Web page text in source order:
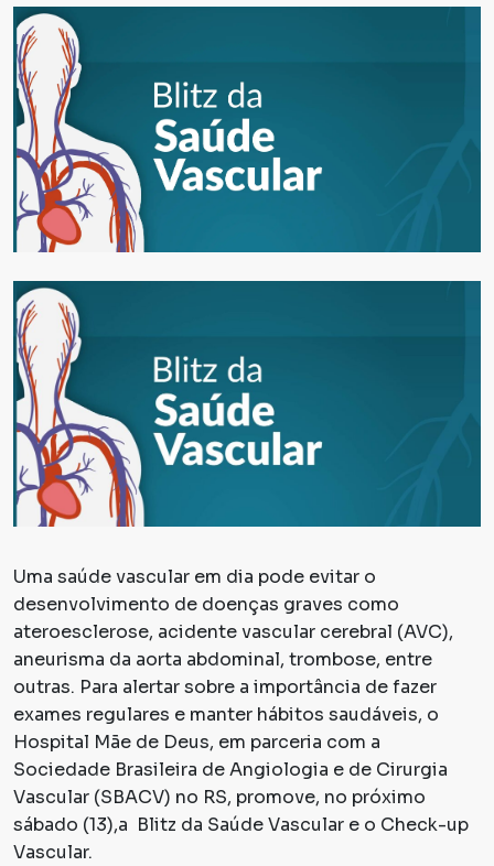
Uma saúde vascular em dia pode evitar o
desenvolvimento de doenças graves como
ateroesclerose, acidente vascular cerebral (AVC),
aneurisma da aorta abdominal, trombose, entre
outras. Para alertar sobre a importância de fazer
exames regulares e manter hábitos saudáveis, o
Hospital Mãe de Deus, em parceria com a
Sociedade Brasileira de Angiologia e de Cirurgia
Vascular (SBACV) no RS, promove, no próximo
sábado (13),a Blitz da Saúde Vascular e o Check-up
Vascular.